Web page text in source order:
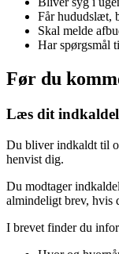
Får hududslæt,
Skal melde
Har spørgsmål
Før du
Læs dit
Du bliver indkaldt til
henvist dig.
Du modtager
almindeligt brev, hvis
I brevet finder du